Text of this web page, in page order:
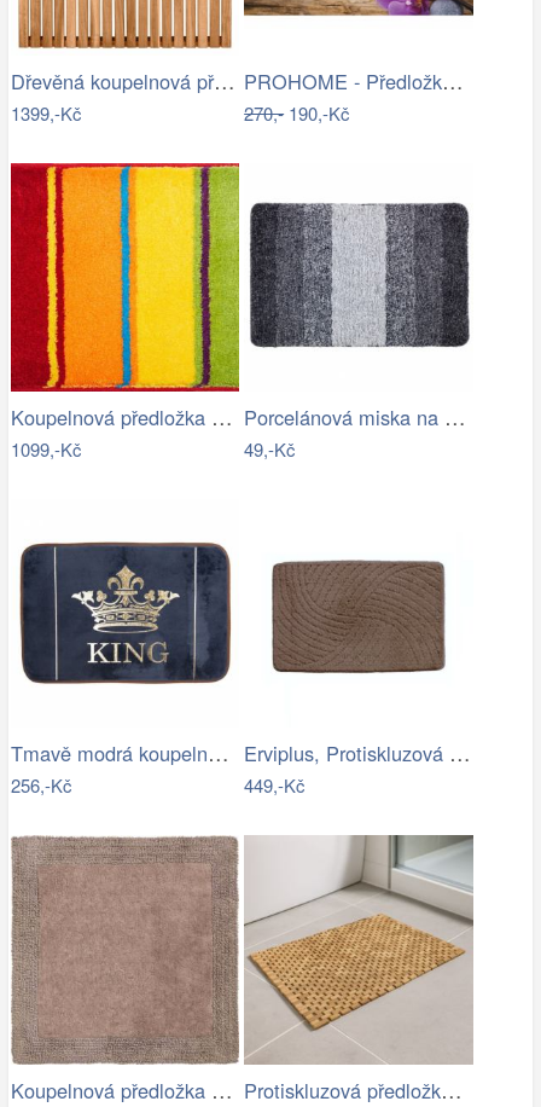
Dřevěná koupelnová předložka, akatové…
1399,-Kč
PROHOME - Předložka koupelnová 45x70cm…
270,-190,-Kč
Koupelnová předložka SUMMERTIME
1099,-Kč
Porcelánová miska na creme brulee TORO…
49,-Kč
Tmavě modrá koupelnová předložka King -…
256,-Kč
Erviplus, Protiskluzová koupelnová…
449,-Kč
Koupelnová předložka LUXOR Protiskluzová předložka do koupelny,…